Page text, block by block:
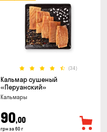
(34)
Кальмар сушеный
«Перуанский»
Кальмары
90,00
грн за 60 г